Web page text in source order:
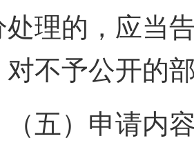
处理的，应当
对不予公开的
）申请内容